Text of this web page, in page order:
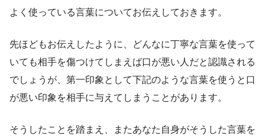
よく使っている言葉についてお伝えしておきます。
先ほどもお伝えしたように、どんなに丁寧な言葉を使って
いても相手を傷つけてしまえば口が悪い人だと認識される
でしょうが、第一印象として下記のような言葉を使うと口
が悪い印象を相手に与えてしまうことがあります。
そうしたことを踏まえ、またあなた自身がそうした言葉を